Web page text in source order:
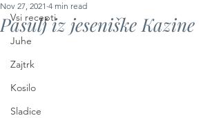
Vsi recepti
Juhe
Zajtrk
Kosilo
Sladice
Pasulj iz jeseniške Kazine
Nov 27, 2021 4 min read